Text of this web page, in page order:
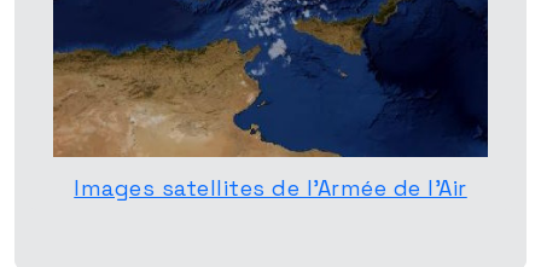
Images satellites de l’Armée de l’Air